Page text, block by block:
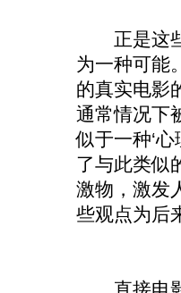
正是这些
为一种可能
的真实电影
通常情况下
似于一种‘
了与此类似
激物，激发
些观点为后